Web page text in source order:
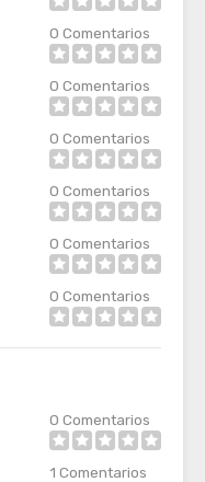
0 Comentarios
0 Comentarios
0 Comentarios
0 Comentarios
0 Comentarios
0 Comentarios
0 Comentarios
1 Comentarios